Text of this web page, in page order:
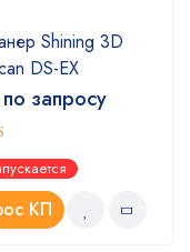
Shining 3D
DS-EX
запросу
5
КП